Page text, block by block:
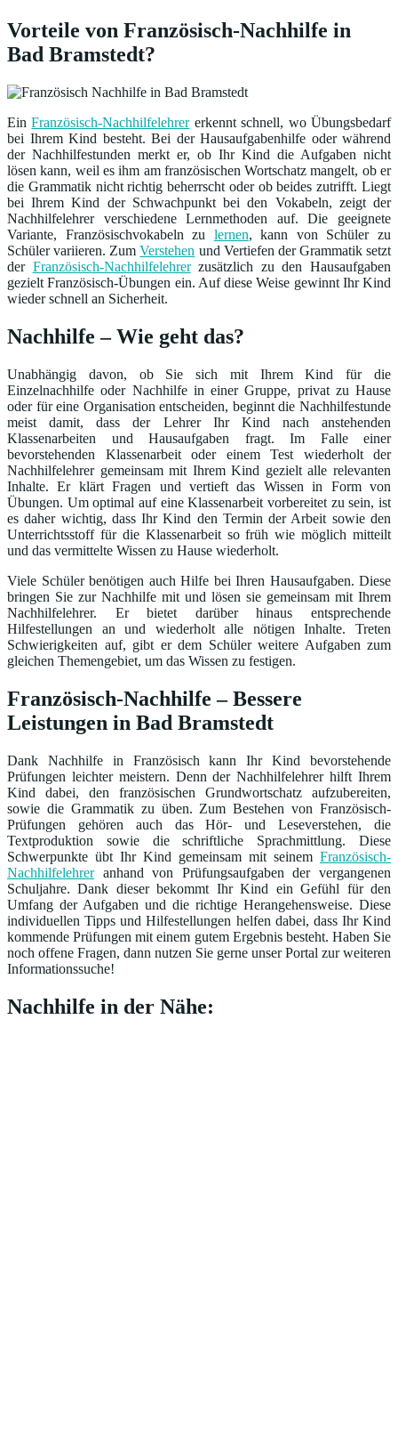
Vorteile von Französisch-Nachhilfe in
Bad Bramstedt?
EinFranzösisch-Nachhilfelehrererkennt schnell, wo Übungsbedarf
bei Ihrem Kind besteht. Bei der Hausaufgabenhilfe oder während
der Nachhilfestunden merkt er, ob Ihr Kind die Aufgaben nicht
lösen kann, weil es ihm am französischen Wortschatz mangelt, ob er
die Grammatik nicht richtig beherrscht oder ob beides zutrifft. Liegt
bei Ihrem Kind der Schwachpunkt bei den Vokabeln, zeigt der
Nachhilfelehrer verschiedene Lernmethoden auf. Die geeignete
Variante, Französischvokabeln zu lernen, kann von Schüler zu
Schüler variieren. ZumVerstehen und Vertiefen der Grammatik setzt
der Französisch-Nachhilfelehrerzusätzlich zu den Hausaufgaben
gezielt Französisch-Übungen ein. Auf diese Weise gewinnt Ihr Kind
wieder schnell an Sicherheit.
Nachhilfe – Wie geht das?
Unabhängig davon, ob Sie sich mit Ihrem Kind für die
Einzelnachhilfe oder Nachhilfe in einer Gruppe, privat zu Hause
oder für eine Organisation entscheiden, beginnt die Nachhilfestunde
meist damit, dass der Lehrer Ihr Kind nach anstehenden
Klassenarbeiten und Hausaufgaben fragt. Im Falle einer
bevorstehenden Klassenarbeit oder einem Test wiederholt der
Nachhilfelehrer gemeinsam mit Ihrem Kind gezielt alle relevanten
Inhalte. Er klärt Fragen und vertieft das Wissen in Form von
Übungen. Um optimal auf eine Klassenarbeit vorbereitet zu sein, ist
es daher wichtig, dass Ihr Kind den Termin der Arbeit sowie den
Unterrichtsstoff für die Klassenarbeit so früh wie möglich mitteilt
und das vermittelte Wissen zu Hause wiederholt.
Viele Schüler benötigen auch Hilfe bei Ihren Hausaufgaben. Diese
bringen Sie zur Nachhilfe mit und lösen sie gemeinsam mit Ihrem
Nachhilfelehrer. Er bietet darüber hinaus entsprechende
Hilfestellungen an und wiederholt alle nötigen Inhalte. Treten
Schwierigkeiten auf, gibt er dem Schüler weitere Aufgaben zum
gleichen Themengebiet, um das Wissen zu festigen.
Französisch-Nachhilfe – Bessere
Leistungen in Bad Bramstedt
Dank Nachhilfe in Französisch kann Ihr Kind bevorstehende
Prüfungen leichter meistern. Denn der Nachhilfelehrer hilft Ihrem
Kind dabei, den französischen Grundwortschatz aufzubereiten,
sowie die Grammatik zu üben. Zum Bestehen von Französisch-
Prüfungen gehören auch das Hör- und Leseverstehen, die
Textproduktion sowie die schriftliche Sprachmittlung. Diese
Schwerpunkte übt Ihr Kind gemeinsam mit seinem Französisch-
Nachhilfelehreranhand von Prüfungsaufgaben der vergangenen
Schuljahre. Dank dieser bekommt Ihr Kind ein Gefühl für den
Umfang der Aufgaben und die richtige Herangehensweise. Diese
individuellen Tipps und Hilfestellungen helfen dabei, dass Ihr Kind
kommende Prüfungen mit einem gutem Ergebnis besteht. Haben Sie
noch offene Fragen, dann nutzen Sie gerne unser Portal zur weiteren
Informationssuche!
Nachhilfe in der Nähe: